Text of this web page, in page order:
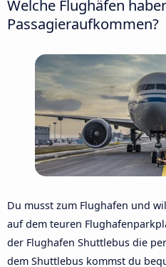
Welche Flughäfen
Passagieraufkommen?
Du musst zum Flughafen und
auf dem teuren
der Flughafen Shuttlebus die
dem Shuttlebus kommst du